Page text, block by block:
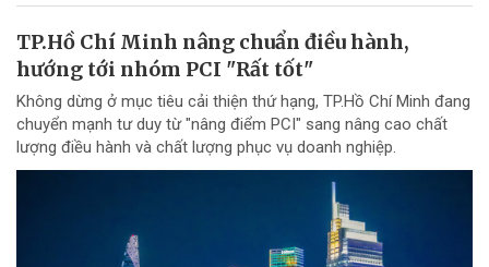
TP.Hồ Chí Minh nâng chuẩn điều hành,
hướng tới nhóm PCI "Rất tốt"
Không dừng ở mục tiêu cải thiện thứ hạng, TP.Hồ Chí Minh đang
chuyển mạnh tư duy từ "nâng điểm PCI" sang nâng cao chất
lượng điều hành và chất lượng phục vụ doanh nghiệp.